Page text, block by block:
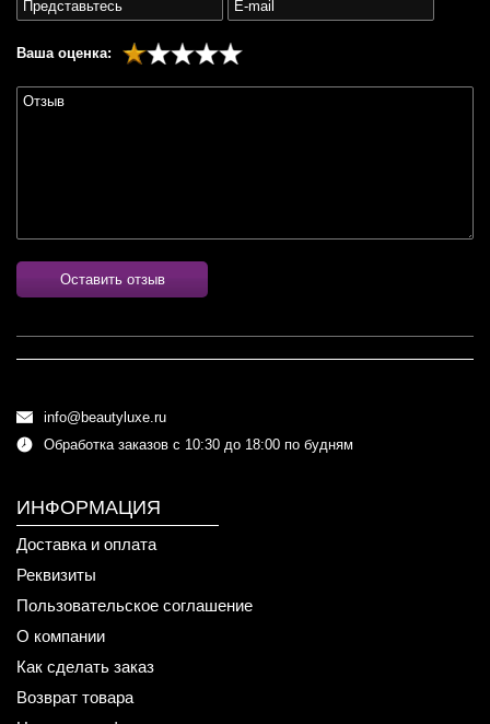
Ваша оценка:
Оставить отзыв
info@beautyluxe.ru
Обработка заказов с 10:30 до 18:00 по будням
ИНФОРМАЦИЯ
Доставка и оплата
Реквизиты
Пользовательское соглашение
О компании
Как сделать заказ
Возврат товара